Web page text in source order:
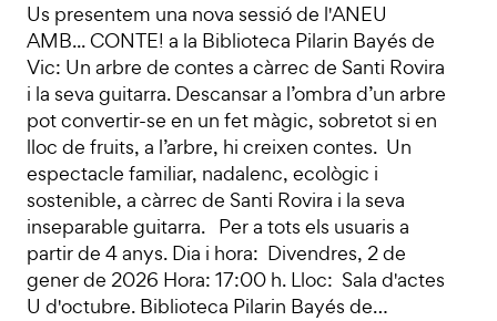
Us presentem una nova sessió de l'ANEU
AMB... CONTE! a la Biblioteca Pilarin Bayés de
Vic: Un arbre de contes a càrrec de Santi Rovira
i la seva guitarra. Descansar a l’ombra d’un arbre
pot convertir-se en un fet màgic, sobretot si en
lloc de fruits, a l’arbre, hi creixen contes. Un
espectacle familiar, nadalenc, ecològic i
sostenible, a càrrec de Santi Rovira i la seva
inseparable guitarra. Per a tots els usuaris a
partir de 4 anys. Dia i hora: Divendres, 2 de
gener de 2026 Hora: 17:00 h. Lloc: Sala d'actes
U d'octubre. Biblioteca Pilarin Bayés de…